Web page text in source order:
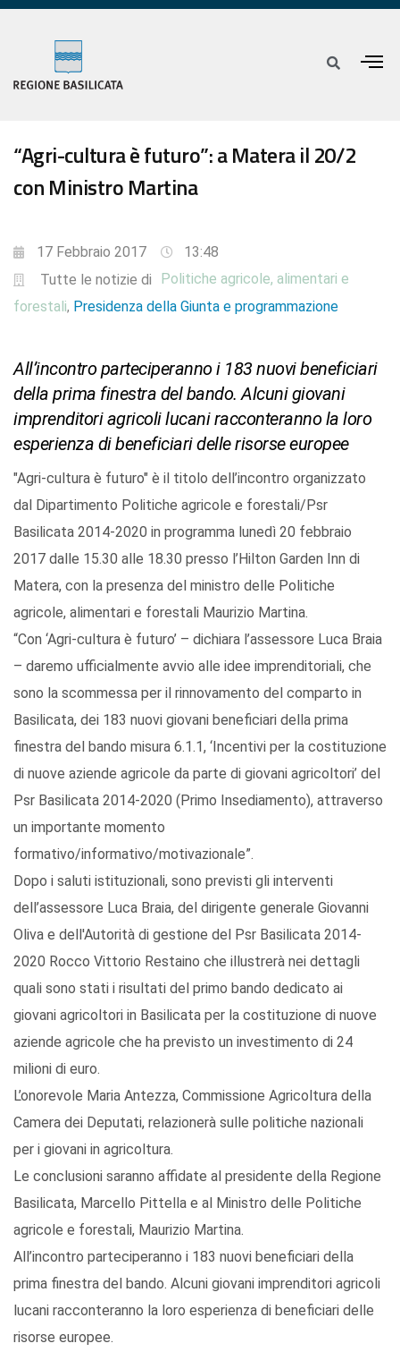
“Agri-cultura è futuro”: a Matera il 20/2
con Ministro Martina
17 Febbraio 2017
13:48
Tutte le notizie di
Politiche agricole, alimentari e
forestali, Presidenza della Giunta e programmazione
All’incontro parteciperanno i 183 nuovi beneficiari
della prima finestra del bando. Alcuni giovani
imprenditori agricoli lucani racconteranno la loro
esperienza di beneficiari delle risorse europee
"Agri-cultura è futuro" è il titolo dell’incontro organizzato
dal Dipartimento Politiche agricole e forestali/Psr
Basilicata 2014-2020 in programma lunedì 20 febbraio
2017 dalle 15.30 alle 18.30 presso l’Hilton Garden Inn di
Matera, con la presenza del ministro delle Politiche
agricole, alimentari e forestali Maurizio Martina.
“Con ‘Agri-cultura è futuro’ – dichiara l’assessore Luca Braia
– daremo ufficialmente avvio alle idee imprenditoriali, che
sono la scommessa per il rinnovamento del comparto in
Basilicata, dei 183 nuovi giovani beneficiari della prima
finestra del bando misura 6.1.1, ‘Incentivi per la costituzione
di nuove aziende agricole da parte di giovani agricoltori’ del
Psr Basilicata 2014-2020 (Primo Insediamento), attraverso
un importante momento
formativo/informativo/motivazionale”.
Dopo i saluti istituzionali, sono previsti gli interventi
dell’assessore Luca Braia, del dirigente generale Giovanni
Oliva e dell'Autorità di gestione del Psr Basilicata 2014-
2020 Rocco Vittorio Restaino che illustrerà nei dettagli
quali sono stati i risultati del primo bando dedicato ai
giovani agricoltori in Basilicata per la costituzione di nuove
aziende agricole che ha previsto un investimento di 24
milioni di euro.
L’onorevole Maria Antezza, Commissione Agricoltura della
Camera dei Deputati, relazionerà sulle politiche nazionali
per i giovani in agricoltura.
Le conclusioni saranno affidate al presidente della Regione
Basilicata, Marcello Pittella e al Ministro delle Politiche
agricole e forestali, Maurizio Martina.
All’incontro parteciperanno i 183 nuovi beneficiari della
prima finestra del bando. Alcuni giovani imprenditori agricoli
lucani racconteranno la loro esperienza di beneficiari delle
risorse europee.